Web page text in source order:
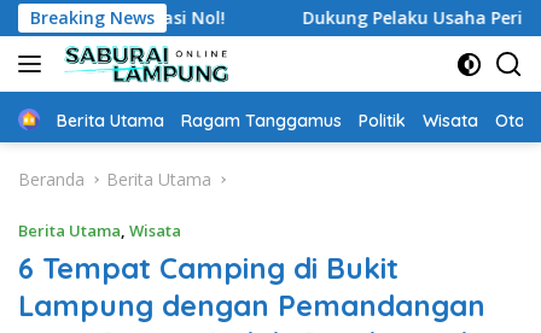
Langsung
ke
konten
Breaking News
Prestasi Nol! Dukung Pelaku Usaha Perikanan,
Home
Berita Utama Ragam Tanggamus Politik Wisata Oto
Beranda Berita Utama
Berita Utama, Wisata
6 Tempat Camping di Bukit
Lampung dengan Pemandangan